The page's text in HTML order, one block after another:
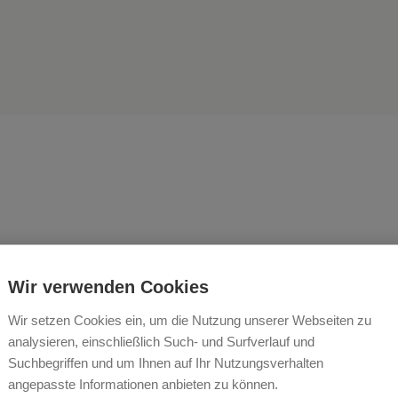
verdammt schön, Bauer
Wir verwenden Cookies
Wir setzen Cookies ein, um die Nutzung unserer Webseiten zu
analysieren, einschließlich Such- und Surfverlauf und
Suchbegriffen und um Ihnen auf Ihr Nutzungsverhalten
angepasste Informationen anbieten zu können.